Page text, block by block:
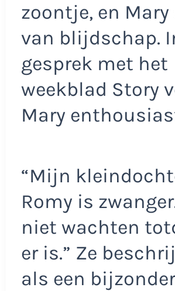
zoontje, en
van blijdschap.
gesprek met het
weekblad Story
Mary
“Mijn
Romy is
niet wachten
er is.” Ze
als een bijzonder